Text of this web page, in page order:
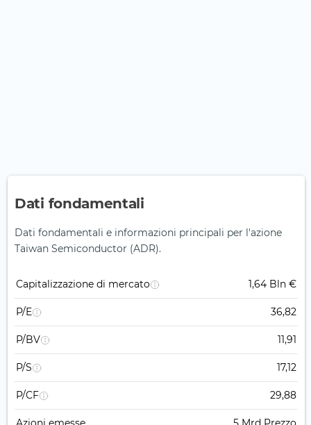
Dati fondamentali
Dati fondamentali e informazioni principali per l'azione
Taiwan Semiconductor (ADR).
Capitalizzazione di mercato 1,64 Bln €
P/E 36,82
P/BV 11,91
P/S 17,12
P/CF 29,88